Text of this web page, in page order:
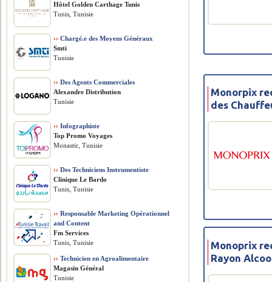
Monorpix
des
Monoprix
Rayon
Hôtel Golden Carthage Tunis
Tunis, Tunisie
›› Chargé.e des Moyens Généraux
Smti
Tunisie
›› Des Agents Commerciales
Alexandre Distribution
Tunisie
›› Infographiste
Top Promo Voyages
Monastir, Tunisie
›› Des Techniciens Instrumentiste
Clinique Le Bardo
Tunis, Tunisie
›› Responsable Marketing Opérationnel
and Content
Fm Services
Tunis, Tunisie
›› Technicien en Agroalimentaire
Magasin Général
Tunisie